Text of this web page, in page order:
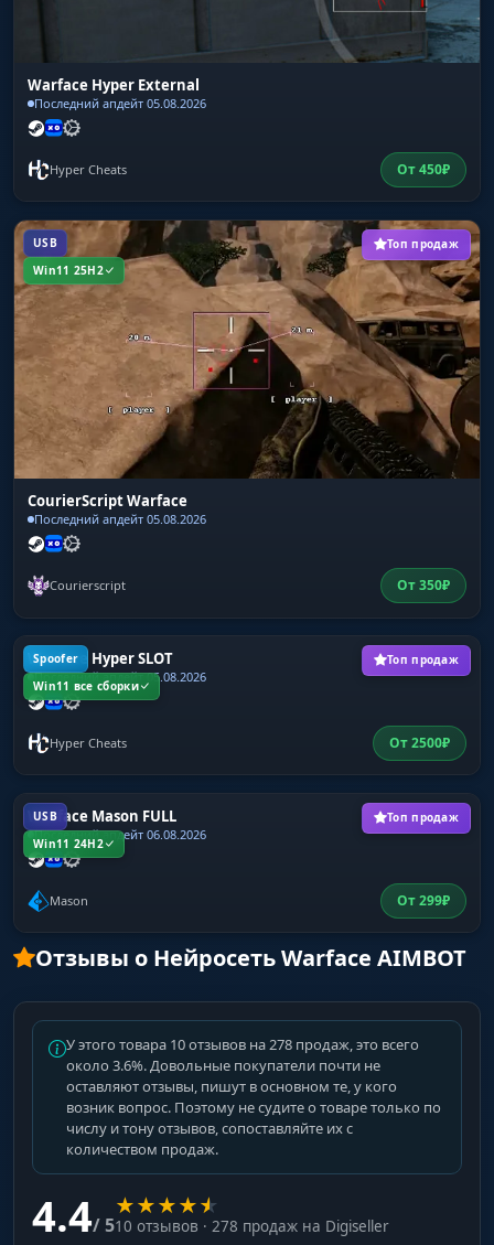
Warface Hyper External
Последний апдейт 05.08.2026
Hyper Cheats От450₽
USB
Win11 25H2
Топ продаж
CourierScript Warface
Последний апдейт 05.08.2026
Courierscript От350₽
Spoofer
Win11 все сборки
Топ продаж
Warface Hyper SLOT
Последний апдейт 05.08.2026
Hyper Cheats От2500₽
USB
Win11 24H2
Топ продаж
Warface Mason FULL
Последний апдейт 06.08.2026
Mason От299₽
Отзывы о Нейросеть Warface AIMBOT
У этого товара 10 отзывов на 278 продаж, это всего
около 3.6%. Довольные покупатели почти не
оставляют отзывы, пишут в основном те, у кого
возник вопрос. Поэтому не судите о товаре только по
числу и тону отзывов, сопоставляйте их с
количеством продаж.
4.4/ 5
★★★★★
10 отзывов · 278 продаж на Digiseller